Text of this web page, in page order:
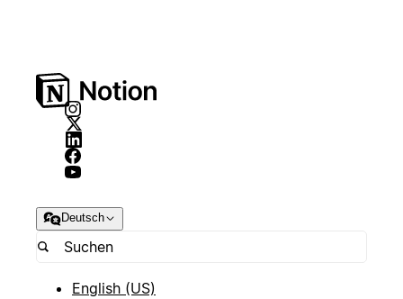
Deutsch
English (US)